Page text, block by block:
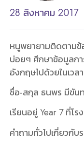
28 สิงหาคม 2017
หนูพยายามติดตามข้
บ่อยๆ ศึกษาข้อมูลกา
อังกฤษไปด้วยในเวล
ชื่อ-สกุล ธนพร มีขัน
เรียนอยู่Year 7ที่โร
คำถามทั่วไปเกี่ยวกับ